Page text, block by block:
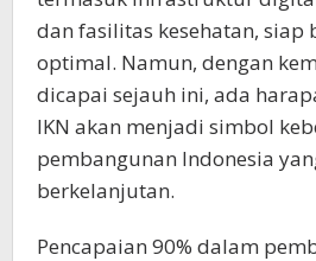
dan fasilitas kesehatan, siap
optimal. Namun, dengan
dicapai sejauh ini, ada
IKN akan menjadi simbol
pembangunan Indonesia
berkelanjutan.
Pencapaian 90% dalam